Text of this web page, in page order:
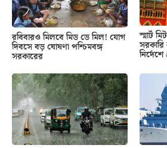
রবিবারও মিলবে মিড ডে মিল! যোগ
দিবসে বড় ঘোষণা পশ্চিমবঙ্গ
সরকারের
স্মার্ট
সরকারি
নির্দেশে